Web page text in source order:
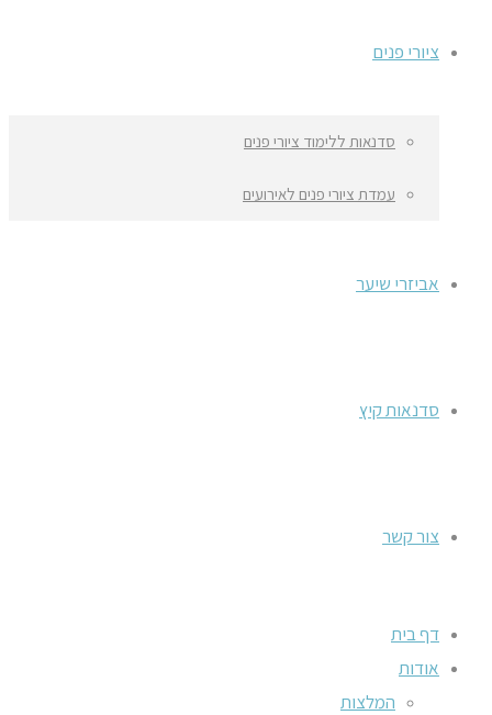
ציורי פנים
סדנאות ללימוד ציורי פנים
עמדת ציורי פנים לאירועים
אביזרי שיער
סדנאות קיץ
צור קשר
דף בית
אודות
המלצות